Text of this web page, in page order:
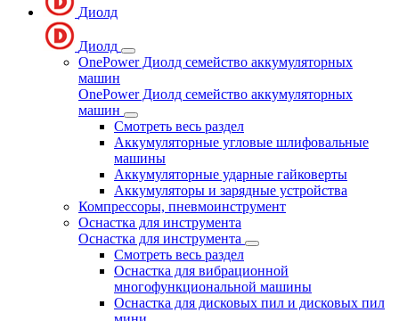
Диолд
Диолд
OnePower Диолд семейство аккумуляторных
машин
OnePower Диолд семейство аккумуляторных
машин
Смотреть весь раздел
Аккумуляторные угловые шлифовальные
машины
Аккумуляторные ударные гайковерты
Аккумуляторы и зарядные устройства
Компрессоры, пневмоинструмент
Оснастка для инструмента
Оснастка для инструмента
Смотреть весь раздел
Оснастка для вибрационной
многофункциональной машины
Оснастка для дисковых пил и дисковых пил